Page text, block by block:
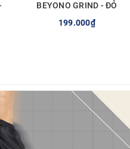
BEYONO GRIND - ĐỎ
199.000₫